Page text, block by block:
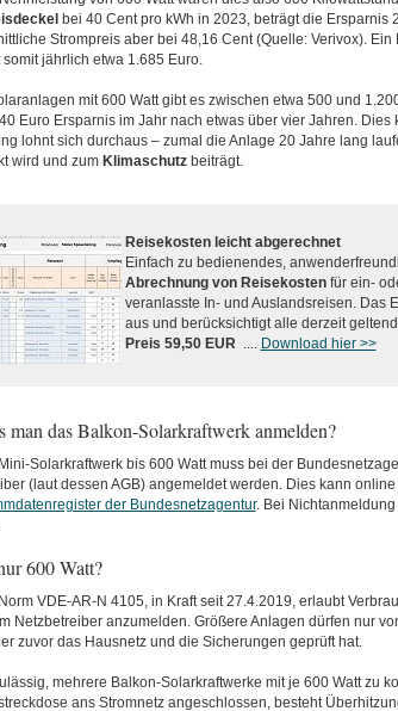
bei 40 Cent pro kWh in 2023, beträgt die Ersparnis
Strompreis aber bei 48,16 Cent (Quelle: Verivox).
somit jährlich etwa 1.685 Euro.
mit 600 Watt gibt es zwischen etwa 500 und
Euro Ersparnis im Jahr nach etwas über vier Jahren.
lohnt sich durchaus – zumal die Anlage 20 Jahre lang
wird und zum Klimaschutz beiträgt.
Reisekosten leicht abgerechnet
Einfach zu bedienendes,
Abrechnung von Reisekostenfür ein-
veranlasste In- und Auslandsreisen. Das
aus und berücksichtigt alle derzeit
Preis 59,50 EUR .... Download hier >>
man das Balkon-Solarkraftwerk anmelden?
Solarkraftwerk bis 600 Watt muss bei der
(laut dessen AGB) angemeldet werden. Dies kann
der Bundesnetzagentur. Bei
600 Watt?
VDE-AR-N 4105, in Kraft seit 27.4.2019, erlaubt
Netzbetreiber anzumelden. Größere Anlagen dürfen nur
zuvor das Hausnetz und die Sicherungen geprüft hat.
mehrere Balkon-Solarkraftwerke mit je 600 Watt zu
ans Stromnetz angeschlossen, besteht